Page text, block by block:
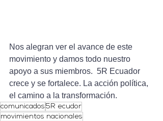
Nos alegran ver el avance de este
movimiento y damos todo nuestro
apoyo a sus miembros.  5R Ecuador
crece y se fortalece. La acción política,
el camino a la transformación.
comunicados 5R ecudor
movimientos nacionales